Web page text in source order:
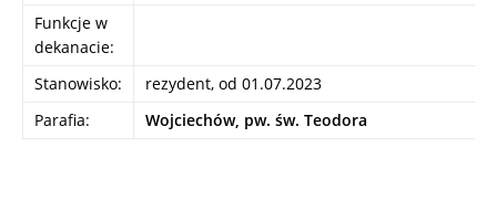
Funkcje w
dekanacie:
Stanowisko:
rezydent, od 01.07.2023
Parafia:
Wojciechów, pw. św. Teodora